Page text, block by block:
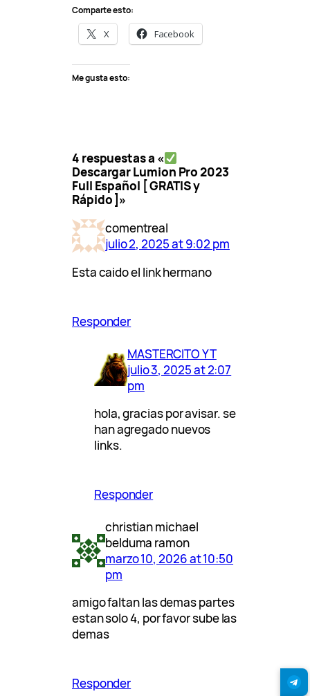
Comparte esto:
X Facebook
Me gusta esto:
4 respuestas a «
Descargar Lumion Pro 2023
Full Español [ GRATIS y
Rápido ]»
comentreal
julio 2, 2025 at 9:02 pm
Esta caido el link hermano
Responder
MASTERCITO YT
julio 3, 2025 at 2:07
pm
hola, gracias por avisar. se
han agregado nuevos
links.
Responder
christian michael
belduma ramon
marzo 10, 2026 at 10:50
pm
amigo faltan las demas partes
estan solo 4, por favor sube las
demas
Responder